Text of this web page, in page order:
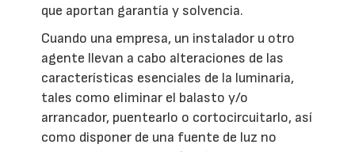
que aportan garantía y solvencia.
Cuando una empresa, un instalador u otro
agente llevan a cabo alteraciones de las
características esenciales de la luminaria,
tales como eliminar el balasto y/o
arrancador, puentearlo o cortocircuitarlo, así
como disponer de una fuente de luz no